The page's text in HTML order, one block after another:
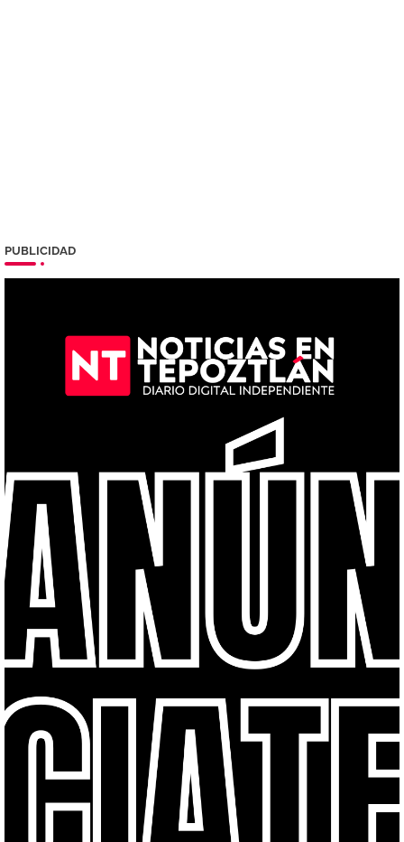
PUBLICIDAD